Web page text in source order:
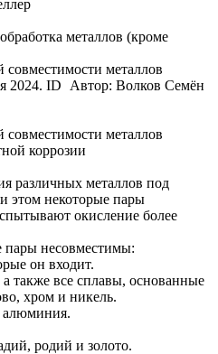
металлов (кроме
совместимости металлов
Автор: Волков Семён
2024. ID
совместимости металлов
коррозии
различных металлов под
этом некоторые пары
окисление более
пары несовместимы:
он входит.
также все сплавы, основанные
хром и никель.
алюминия.
родий и золото.